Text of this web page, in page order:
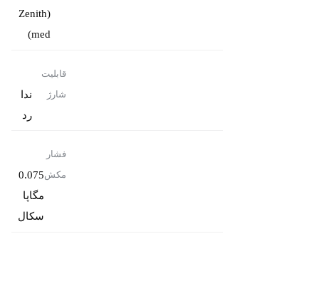
(Zenith
med)
قابلیت
شارژ
ندا
رد
فشار
مکش0.075
مگاپا
سکال